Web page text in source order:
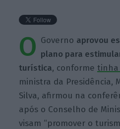
O Governo aprovou
plano para
turística, conformetinha
ministra da Presidência,
Silva, afirmou na
após o Conselho de
visam “promover o